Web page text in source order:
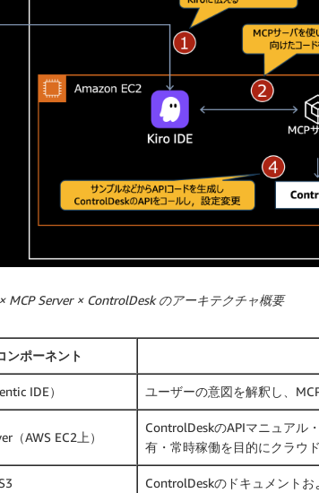
MCP Server × ControlDesk のアーキテクチャ概要
ンポーネント
IDE） ユーザーの意図を解釈し、
（AWS EC2上）
ControlDeskのAPIマニュアル
有・常時稼働を目的にクラウ
ControlDeskのドキュメント